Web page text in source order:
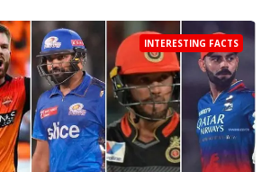
INTERESTING FACTS